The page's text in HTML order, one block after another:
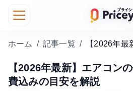
ホーム / 記事一覧 /
【2026年最新】エアコン
費込みの目安を解説